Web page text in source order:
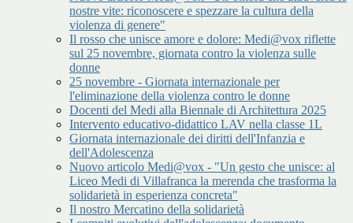
nostre vite: riconoscere e spezzare la cultura della
violenza di genere"
Il rosso che unisce amore e dolore: Medi@vox riflette
sul 25 novembre, giornata contro la violenza sulle
donne
25 novembre - Giornata internazionale per
l'eliminazione della violenza contro le donne
Docenti del Medi alla Biennale di Architettura 2025
Intervento educativo-didattico LAV nella classe 1L
Giornata internazionale dei diritti dell'Infanzia e
dell'Adolescenza
Nuovo articolo Medi@vox - "Un gesto che unisce: al
Liceo Medi di Villafranca la merenda che trasforma la
solidarietà in esperienza concreta"
Il nostro Mercatino della solidarietà